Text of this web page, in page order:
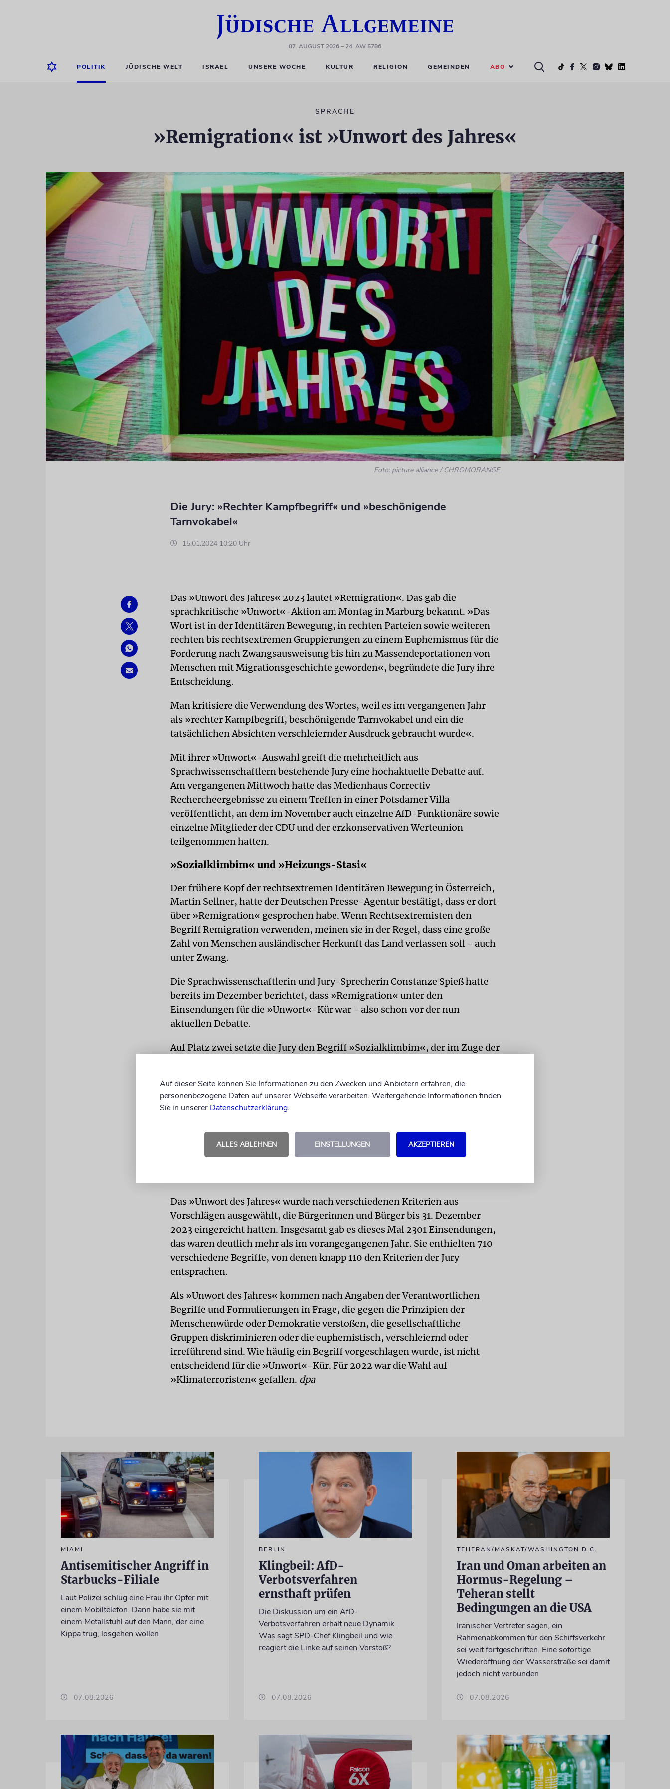
07. AUGUST 2026– 24. AW 5786
POLITIK JÜDISCHE WELT ISRAEL UNSERE WOCHE KULTUR RELIGION GEMEINDEN ABO
SPRACHE
»Remigration« ist »Unwort des Jahres«
Foto: picture alliance / CHROMORANGE
Die Jury: »Rechter Kampfbegriff« und »beschönigende
Tarnvokabel«
15.01.2024 10:20 Uhr
Das »Unwort des Jahres« 2023 lautet »Remigration«. Das gab die
sprachkritische »Unwort«-Aktion am Montag in Marburg bekannt. »Das
Wort ist in der Identitären Bewegung, in rechten Parteien sowie weiteren
rechten bis rechtsextremen Gruppierungen zu einem Euphemismus für die
Forderung nach Zwangsausweisung bis hin zu Massendeportationen von
Menschen mit Migrationsgeschichte geworden«, begründete die Jury ihre
Entscheidung.
Man kritisiere die Verwendung des Wortes, weil es im vergangenen Jahr
als »rechter Kampfbegriff, beschönigende Tarnvokabel und ein die
tatsächlichen Absichten verschleiernder Ausdruck gebraucht wurde«.
Mit ihrer »Unwort«-Auswahl greift die mehrheitlich aus
Sprachwissenschaftlern bestehende Jury eine hochaktuelle Debatte auf.
Am vergangenen Mittwoch hatte das Medienhaus Correctiv
Rechercheergebnisse zu einem Treffen in einer Potsdamer Villa
veröffentlicht, an dem im November auch einzelne AfD-Funktionäre sowie
einzelne Mitglieder der CDU und der erzkonservativen Werteunion
teilgenommen hatten.
»Sozialklimbim« und »Heizungs-Stasi«
Der frühere Kopf der rechtsextremen Identitären Bewegung in Österreich,
Martin Sellner, hatte der Deutschen Presse-Agentur bestätigt, dass er dort
über »Remigration« gesprochen habe. Wenn Rechtsextremisten den
Begriff Remigration verwenden, meinen sie in der Regel, dass eine große
Zahl von Menschen ausländischer Herkunft das Land verlassen soll - auch
unter Zwang.
Die Sprachwissenschaftlerin und Jury-Sprecherin Constanze Spieß hatte
bereits im Dezember berichtet, dass »Remigration« unter den
Einsendungen für die »Unwort«-Kür war - also schon vor der nun
aktuellen Debatte.
Auf Platz zwei setzte die Jury den Begriff »Sozialklimbim«, der im Zuge der
Personen herabgewürdigt und diffamiert und zugleich die Gruppe der
Kinder, die von Armut betroffen oder armutsgefährdet seien, stigmatisiert.
Den dritten Platz belegt der Begriff »Heizungs-Stasi«. Die Jury kritisierte
Das »Unwort des Jahres« wurde nach verschiedenen Kriterien aus
Vorschlägen ausgewählt, die Bürgerinnen und Bürger bis 31. Dezember
2023 eingereicht hatten. Insgesamt gab es dieses Mal 2301 Einsendungen,
das waren deutlich mehr als im vorangegangenen Jahr. Sie enthielten 710
verschiedene Begriffe, von denen knapp 110 den Kriterien der Jury
entsprachen.
Als »Unwort des Jahres« kommen nach Angaben der Verantwortlichen
Begriffe und Formulierungen in Frage, die gegen die Prinzipien der
Menschenwürde oder Demokratie verstoßen, die gesellschaftliche
Gruppen diskriminieren oder die euphemistisch, verschleiernd oder
irreführend sind. Wie häufig ein Begriff vorgeschlagen wurde, ist nicht
entscheidend für die »Unwort«-Kür. Für 2022 war die Wahl auf
»Klimaterroristen« gefallen. dpa
MIAMI
Antisemitischer Angriff in
Starbucks-Filiale
Laut Polizei schlug eine Frau ihr Opfer mit
einem Mobiltelefon. Dann habe sie mit
einem Metallstuhl auf den Mann, der eine
Kippa trug, losgehen wollen
07.08.2026
BERLIN
Klingbeil: AfD-
Verbotsverfahren
ernsthaft prüfen
Die Diskussion um ein AfD-
Verbotsverfahren erhält neue Dynamik.
Was sagt SPD-Chef Klingbeil und wie
reagiert die Linke auf seinen Vorstoß?
07.08.2026
TEHERAN/MASKAT/WASHINGTON D.C.
Iran und Oman arbeiten an
Hormus-Regelung –
Teheran stellt
Bedingungen an die USA
Iranischer Vertreter sagen, ein
Rahmenabkommen für den Schiffsverkehr
sei weit fortgeschritten. Eine sofortige
Wiederöffnung der Wasserstraße sei damit
jedoch nicht verbunden
07.08.2026
Auf dieser Seite können Sie Informationen zu den Zwecken und Anbietern erfahren, die
personenbezogene Daten auf unserer Webseite verarbeiten. Weitergehende Informationen finden
Sie in unserer Datenschutzerklärung.
ALLES ABLEHNEN EINSTELLUNGEN AKZEPTIEREN